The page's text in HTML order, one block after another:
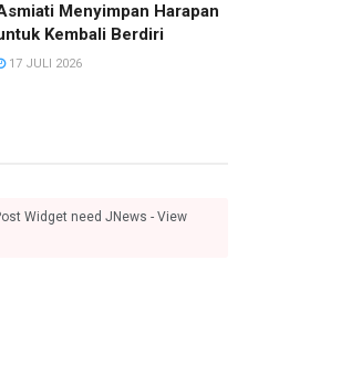
Menyimpan Harapan
Kembali Berdiri
17 JULI 2026
Widget need JNews - View